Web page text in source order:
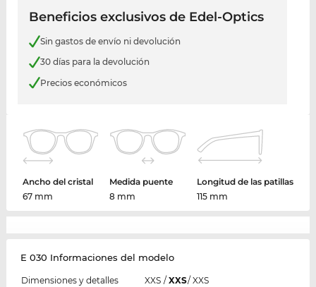
Beneficios exclusivos de Edel-Optics
Sin gastos de envío ni devolución
30 días para la devolución
Precios económicos
Ancho del cristal
67 mm
Medida puente
8 mm
Longitud de las patillas
115 mm
E 030 Informaciones del modelo
Dimensiones y detalles XXS / XXS/ XXS